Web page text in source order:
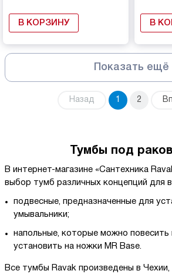
В КОРЗИНУ В
Показать ещё
Назад 1 2
Тумбы под
В интернет-магазине «Сантехника
выбор тумб различных концепций для
подвесные, предназначенные для
умывальники;
напольные, которые можно повесить
установить на ножки MR Base.
Все тумбы Ravak произведены в Чехии,